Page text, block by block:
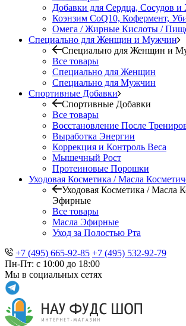
Добавки для Сердца, Сосудов и
Коэнзим CoQ10, Кофермент,
Омега / Жирные Кислоты /
Специально для Женщин и Мужчин
Специально для Женщин и
Все товары
Специально для Женщин
Специально для Мужчин
Спортивные Добавки
Спортивные Добавки
Все товары
Восстановление После
Выработка Энергии
Коррекция и Контроль Веса
Мышечный Рост
Протеиновые Порошки
Уходовая Косметика / Масла
Уходовая Косметика / Масла
Эфирные
Все товары
Масла Эфирные
Уход за Полостью Рта
+7 (495) 665-92-85 +7 (495) 532-92-79
Пн-Пт: с 10:00 до 18:00
Мы в социальных сетях